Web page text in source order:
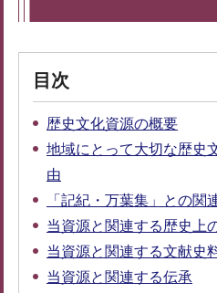
目次
歴史文化資源の概要
地域にとって大切な歴史
由
「記紀・万葉集」との関
当資源と関連する歴史上
当資源と関連する文献史
当資源と関連する伝承